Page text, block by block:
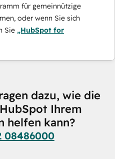
für gemeinnützige
oder wenn Sie sich
Sie „HubSpot for
dazu, wie die
Ihrem
helfen kann?
08486000